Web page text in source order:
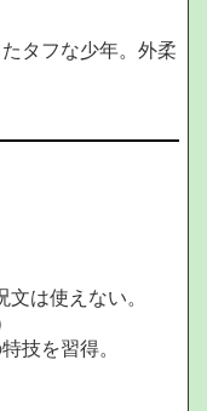
タフな少年。外柔
は使えない。
技を習得。